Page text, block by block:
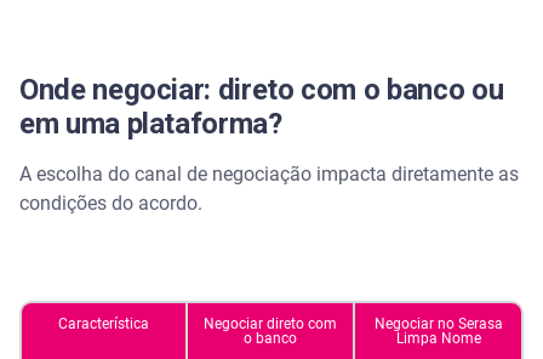
Onde negociar: direto com o banco ou
em uma plataforma?
A escolha do canal de negociação impacta diretamente as
condições do acordo.
Característica
Negociar direto com
o banco
Negociar no Serasa
Limpa Nome